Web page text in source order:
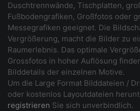
Duschtrennwände, Tischplatten,
Fußbodengrafiken, Großfotos oder
Messegrafiken geeignet. Die
Vergrößerung, macht die Bilder zu
Raumerlebnis. Das optimale
Grossfotos in hoher Auflösung
Bilddetails der einzelnen Motive.
Um die Large Format Bilddateien /
oder kostenlos Layoutdateien
registrieren Sie sich unverbindlich.